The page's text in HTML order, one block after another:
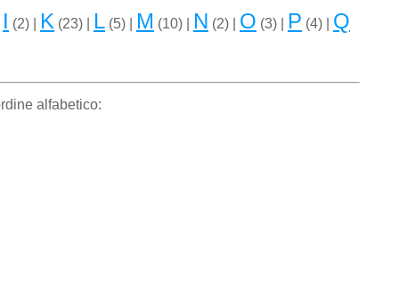
I (2) | K (23) | L (5) | M (10) | N (2) | O (3) | P (4) | Q
alfabetico: